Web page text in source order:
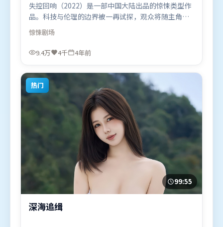
失控回响（2022）是一部中国大陆出品的惊悚类型作
品。科技与伦理的边界被一再试探，观众将随主角一
起经历道德震荡。人物关系网复杂却不凌乱，每场对
手戏都推动信息增量。由文牧野执导，谭卓、张译、
咏梅，汤唯、堺雅人等联袂出演。影片于2022年2月9
题材的观众观看。
惊悚剧场
9.4万 4千 4年前
热门
99:55
深海追缉